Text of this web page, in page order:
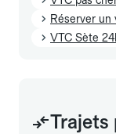
Réserver un
VTC Sète
Trajets